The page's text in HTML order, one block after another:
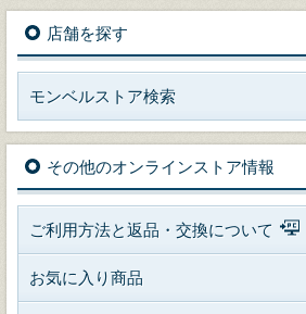
店舗を探す
モンベルストア検索
その他のオンラインストア情報
ご利用方法と返品・交換について
お気に入り商品